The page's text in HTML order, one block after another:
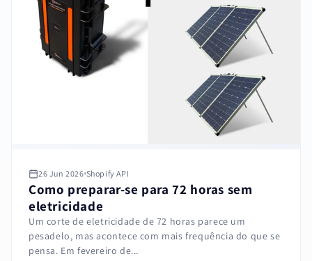
26 Jun 2026 Shopify API
Como preparar-se para 72 horas sem
eletricidade
Um corte de eletricidade de 72 horas parece um
pesadelo, mas acontece com mais frequência do que se
pensa. Em fevereiro de...